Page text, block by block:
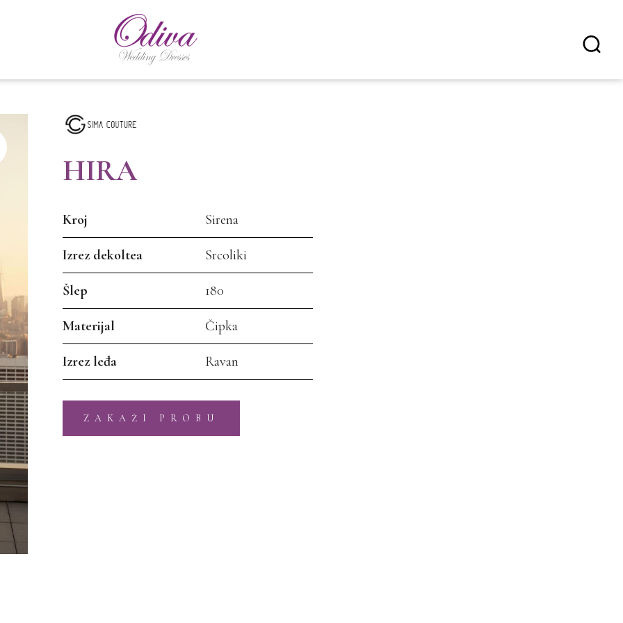
HIRA
Kroj Sirena
Izrez dekoltea Srcoliki
Šlep 180
Materijal Čipka
Izrez leđa Ravan
ZAKAŽI PROBU